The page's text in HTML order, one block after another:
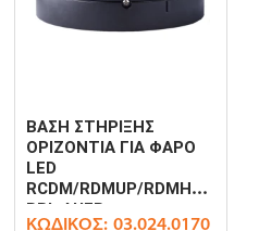
ΒΑΣΗ ΣΤΗΡΙΞΗΣ
ΟΡΙΖΟΝΤΙΑ ΓΙΑ ΦΑΡΟ
LED
RCDM/RDMUP/RDMHP
RBL AUER
ΚΩΔΙΚΌΣ: 03.024.0170